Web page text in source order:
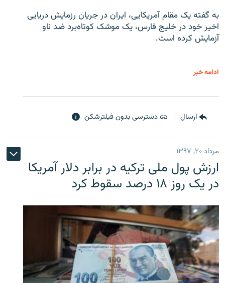
به گفته یک مقام آمریکایی، ایران در جریان رزمایش دریایی
اخیر خود در خلیج فارس، یک موشک کوتاه‌برد ضد ناو
آزمایش کرده است.
ادامه خبر
ارسال دسترسی بدون فیلترشکن
مرداد ۲۰, ۱۳۹۷
ارزش پول ملی ترکیه در برابر دلار آمریکا
در یک روز ۱۸ درصد سقوط کرد